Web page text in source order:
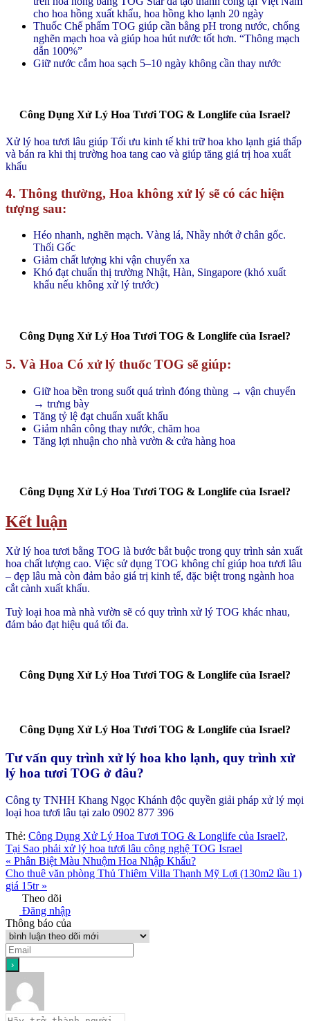
cho hoa hồng xuất khẩu, hoa hồng kho lạnh 20 ngày
Thuốc Chế phẩm TOG giúp cần bằng pH trong nước, chống
nghẽn mạch hoa và giúp hoa hút nước tốt hơn. “Thông mạch
dẫn 100%”
Giữ nước cắm hoa sạch 5–10 ngày không cần thay nước
Công Dụng Xử Lý Hoa Tươi TOG & Longlife của Israel?
Xử lý hoa tươi lâu giúp Tối ưu kinh tế khi trữ hoa kho lạnh giá thấp
và bán ra khi thị trường hoa tang cao và giúp tăng giá trị hoa xuất
khẩu
4. Thông thường, Hoa không xử lý sẽ có các hiện
tượng sau:
Héo nhanh, nghẽn mạch. Vàng lá, Nhầy nhớt ở chân gốc.
Thối Gốc
Giảm chất lượng khi vận chuyển xa
Khó đạt chuẩn thị trường Nhật, Hàn, Singapore (khó xuất
khẩu nếu không xử lý trước)
Công Dụng Xử Lý Hoa Tươi TOG & Longlife của Israel?
5. Và Hoa Có xử lý thuốc TOG sẽ giúp:
Giữ hoa bền trong suốt quá trình đóng thùng → vận chuyển
→ trưng bày
Tăng tỷ lệ đạt chuẩn xuất khẩu
Giảm nhân công thay nước, chăm hoa
Tăng lợi nhuận cho nhà vườn & cửa hàng hoa
Công Dụng Xử Lý Hoa Tươi TOG & Longlife của Israel?
Kết luận
Xử lý hoa tươi bằng TOG là bước bắt buộc trong quy trình sản xuất
hoa chất lượng cao. Việc sử dụng TOG không chỉ giúp hoa tươi lâu
– đẹp lâu mà còn đảm bảo giá trị kinh tế, đặc biệt trong ngành hoa
cắt cành xuất khẩu.
Tuỳ loại hoa mà nhà vườn sẽ có quy trình xử lý TOG khác nhau,
đảm bảo đạt hiệu quả tối đa.
Công Dụng Xử Lý Hoa Tươi TOG & Longlife của Israel?
Công Dụng Xử Lý Hoa Tươi TOG & Longlife của Israel?
Tư vấn quy trình xử lý hoa kho lạnh, quy trình xử
lý hoa tươi TOG ở đâu?
Công ty TNHH Khang Ngọc Khánh độc quyền giải pháp xử lý mọi
loại hoa tươi lâu tại zalo 0902 877 396
Thẻ: Công Dụng Xử Lý Hoa Tươi TOG & Longlife của Israel?,
Tại Sao phải xử lý hoa tươi lâu công nghệ TOG Israel
« Phân Biệt Màu Nhuộm Hoa Nhập Khẩu?
Cho thuê văn phòng Thủ Thiêm Villa Thạnh Mỹ Lợi (130m2 lầu 1)
giá 15tr »
Theo dõi
Đăng nhập
Thông báo của